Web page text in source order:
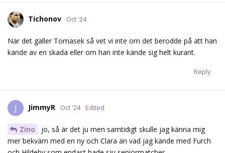
Tichonov Oct '24
När det gäller Tomasek så vet vi inte om det berodde på att han
kände av en skada eller om han inte kände sig helt kurant.
Reply
J JimmyR Oct '24 Edited
Zino
jo, så är det ju men samtidigt skulle jag känna mig
mer bekväm med en ny och Clara än vad jag kände med Furch